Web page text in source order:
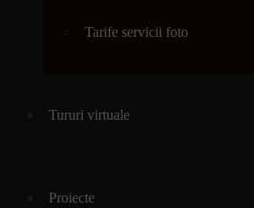
Tarife servicii foto
Tururi virtuale
Proiecte